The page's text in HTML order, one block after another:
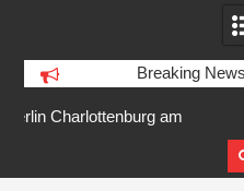
Breaking News
IFA 2026 Audio wird
internationaler und